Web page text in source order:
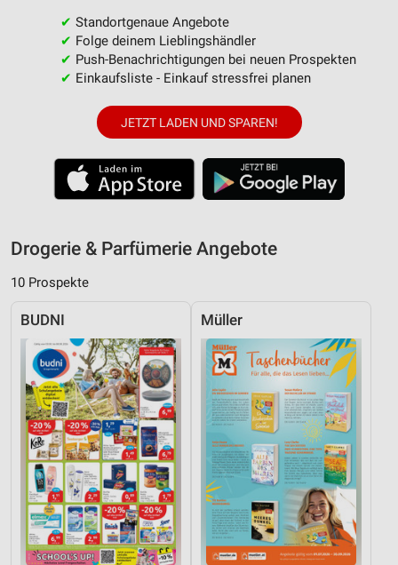
✔ Standortgenaue Angebote
✔ Folge deinem Lieblingshändler
✔ Push-Benachrichtigungen bei neuen Prospekten
✔ Einkaufsliste - Einkauf stressfrei planen
JETZT LADEN UND SPAREN!
Drogerie & Parfümerie Angebote
10 Prospekte
BUDNI Müller